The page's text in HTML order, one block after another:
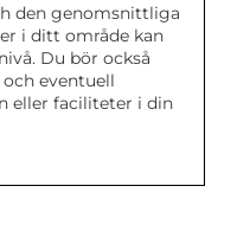
den genomsnittliga
i ditt område kan
Du bör också
eventuell
eller faciliteter i din